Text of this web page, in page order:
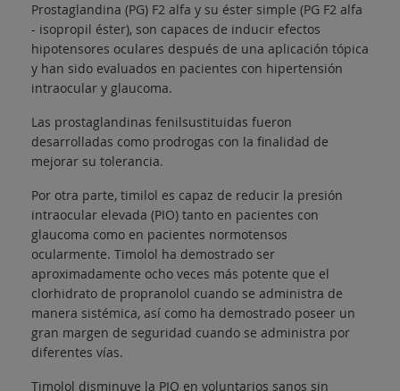
Prostaglandina (PG) F2 alfa y su éster simple (PG F2 alfa
- isopropil éster), son capaces de inducir efectos
hipotensores oculares después de una aplicación tópica
y han sido evaluados en pacientes con hipertensión
intraocular y glaucoma.
Las prostaglandinas fenilsustituidas fueron
desarrolladas como prodrogas con la finalidad de
mejorar su tolerancia.
Por otra parte, timilol es capaz de reducir la presión
intraocular elevada (PIO) tanto en pacientes con
glaucoma como en pacientes normotensos
ocularmente. Timolol ha demostrado ser
aproximadamente ocho veces más potente que el
clorhidrato de propranolol cuando se administra de
manera sistémica, así como ha demostrado poseer un
gran margen de seguridad cuando se administra por
diferentes vías.
Timolol disminuye la PIO en voluntarios sanos sin